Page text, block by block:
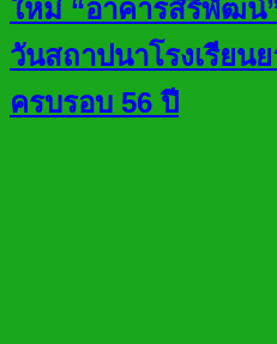
ใหม่ “อาคารสิริพัฒน์
วันสถาปนาโรงเรียน
ครบรอบ 56 ปี